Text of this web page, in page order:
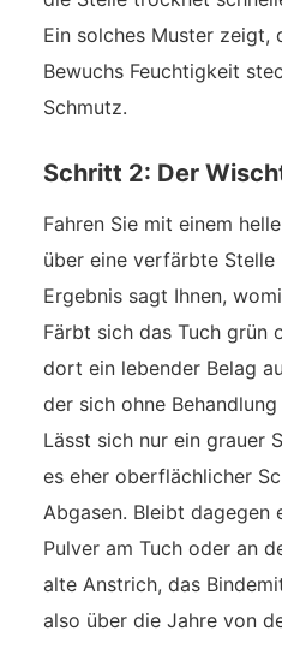
Ein solches Muster zeigt,
Bewuchs Feuchtigkeit
Schmutz.
Schritt 2: Der
Fahren Sie mit einem
über eine verfärbte Stelle
Ergebnis sagt Ihnen,
Färbt sich das Tuch grün
dort ein lebender Belag
der sich ohne
Lässt sich nur ein grauer
es eher oberflächlicher
Abgasen. Bleibt dagegen
Pulver am Tuch oder an
alte Anstrich, das
also über die Jahre von